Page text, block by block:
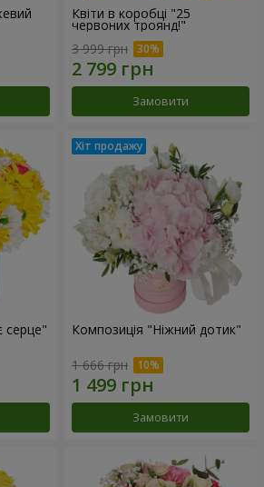
Квіти в коробці "25
червоних троянд!"
3 999 грн
Замовити
серце" Композиція "Ніжний дотик"
1 666 грн
Замовити